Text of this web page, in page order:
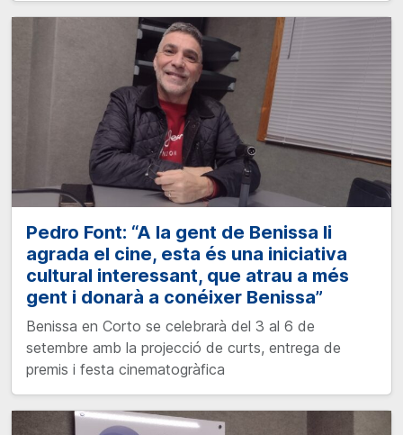
Pedro Font: “A la gent de Benissa li
agrada el cine, esta és una iniciativa
cultural interessant, que atrau a més
gent i donarà a conéixer Benissa”
Benissa en Corto se celebrarà del 3 al 6 de
setembre amb la projecció de curts, entrega de
premis i festa cinematogràfica